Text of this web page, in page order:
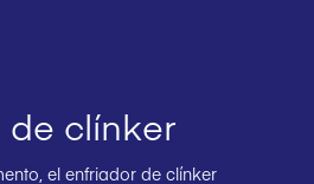
de clínker
el enfriador de clínker